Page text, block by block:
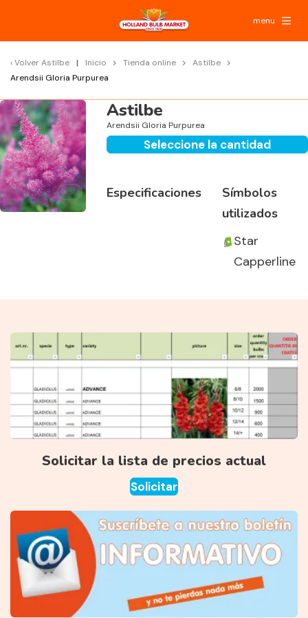
menu
VolverAstilbe Inicio Tienda online
Astilbe
Arendsii Gloria Purpurea
Astilbe
Arendsii Gloria Purpurea
Seleccione la cantidad
Especificaciones
Símbolos
utilizados
Star
Capperline
Solicitar la lista de precios actual
Solicitar